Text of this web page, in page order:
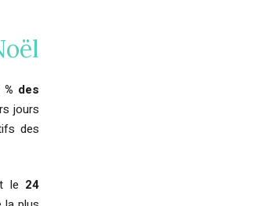
% des
jours
des
le 24